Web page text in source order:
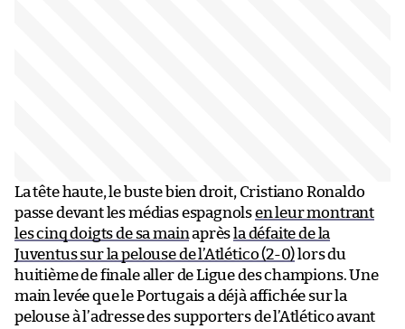
La tête haute, le buste bien droit, Cristiano Ronaldo
passe devant les médias espagnolsen leur montrant
les cinq doigts de sa mainaprès la défaite de la
Juventus sur la pelouse de l’Atlético (2-0) lors du
huitième de finale aller de Ligue des champions. Une
main levée que le Portugais a déjà affichée sur la
pelouse à l’adresse des supporters de l’Atlético avant